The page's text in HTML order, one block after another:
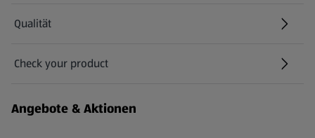
Qualität
Check your product
(öffnet in einem neuen Tab)
Angebote & Aktionen